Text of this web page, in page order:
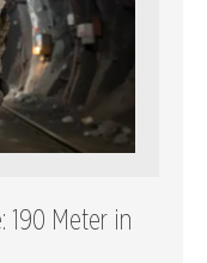
190 Meter in